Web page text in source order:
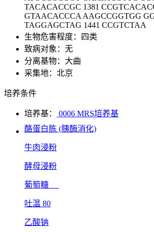
TACACACCGC 1381
GTAACACCCA AAGCCGGTGG
TAGGAGCTAG 1441 CCGTCTAA
生物危害程度：四类
致病对象：无
分离基物：大曲
采集地：北京
培养条件
培养基：
0006 MRS培养基
酪蛋白胨 (胰酶消化)
牛肉浸粉
酵母浸粉
葡萄糖
吐温 80
乙酸钠